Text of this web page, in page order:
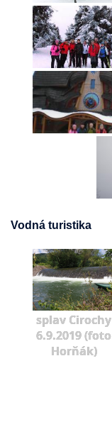
Vodná turistika
splav Cirochy
6.9.2019 (foto
Horňák)